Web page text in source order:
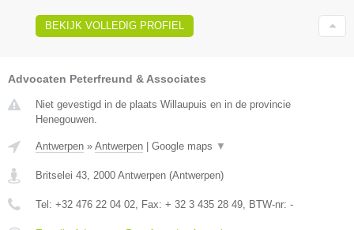
BEKIJK VOLLEDIG PROFIEL
Advocaten Peterfreund & Associates
Niet gevestigd in de plaats Willaupuis en in de provincie
Henegouwen.
Antwerpen » Antwerpen Google maps ▼
Britselei 43 2000 Antwerpen (Antwerpen)
Tel: +32 476 22 04 02 , Fax: + 32 3 435 28 49 , BTW-nr: -